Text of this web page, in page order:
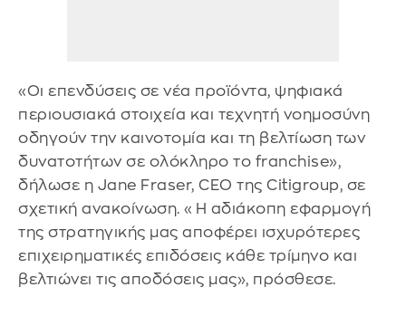
«Οι επενδύσεις σε νέα προϊόντα, ψηφιακά
περιουσιακά στοιχεία και τεχνητή νοημοσύνη
οδηγούν την καινοτομία και τη βελτίωση των
δυνατοτήτων σε ολόκληρο το franchise»,
δήλωσε η Jane Fraser, CEO της Citigroup, σε
σχετική ανακοίνωση. «Η αδιάκοπη εφαρμογή
της στρατηγικής μας αποφέρει ισχυρότερες
επιχειρηματικές επιδόσεις κάθε τρίμηνο και
βελτιώνει τις αποδόσεις μας», πρόσθεσε.